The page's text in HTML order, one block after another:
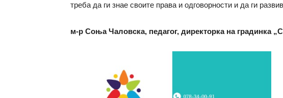
треба да ги знае своите права и одговорности и да ги
м-р Соња Чаловска, педагог, директорка на градинка